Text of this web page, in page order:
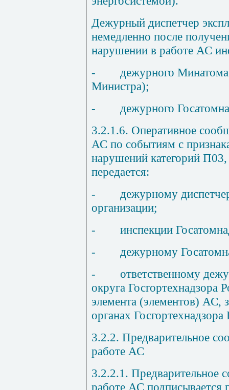
Дежурный диспетчер
немедленно после
нарушении в работе АС
-
дежурного Минатома
Министра);
-
дежурного
3.2.1.6. Оперативное
АС по событиям с
нарушений категорий
передается:
-
дежурному
организации;
-
инспекции
-
дежурному
-
ответственному
округа Госгортехнадзора
элемента (элементов) АС,
органах Госгортехнадзора
3.2.2. Предварительное
работе АС
3.2.2.1. Предварительное
работе АС